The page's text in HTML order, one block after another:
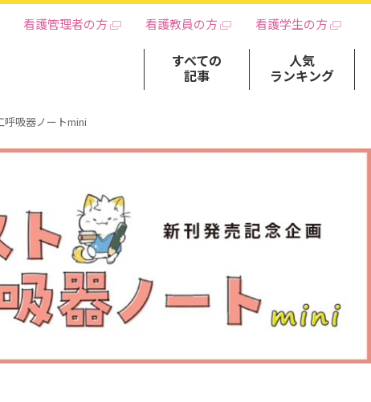
看護管理者の方 看護教員の方 看護学生の方
すべての
記事
人気
ランキング
呼吸器ノートmini